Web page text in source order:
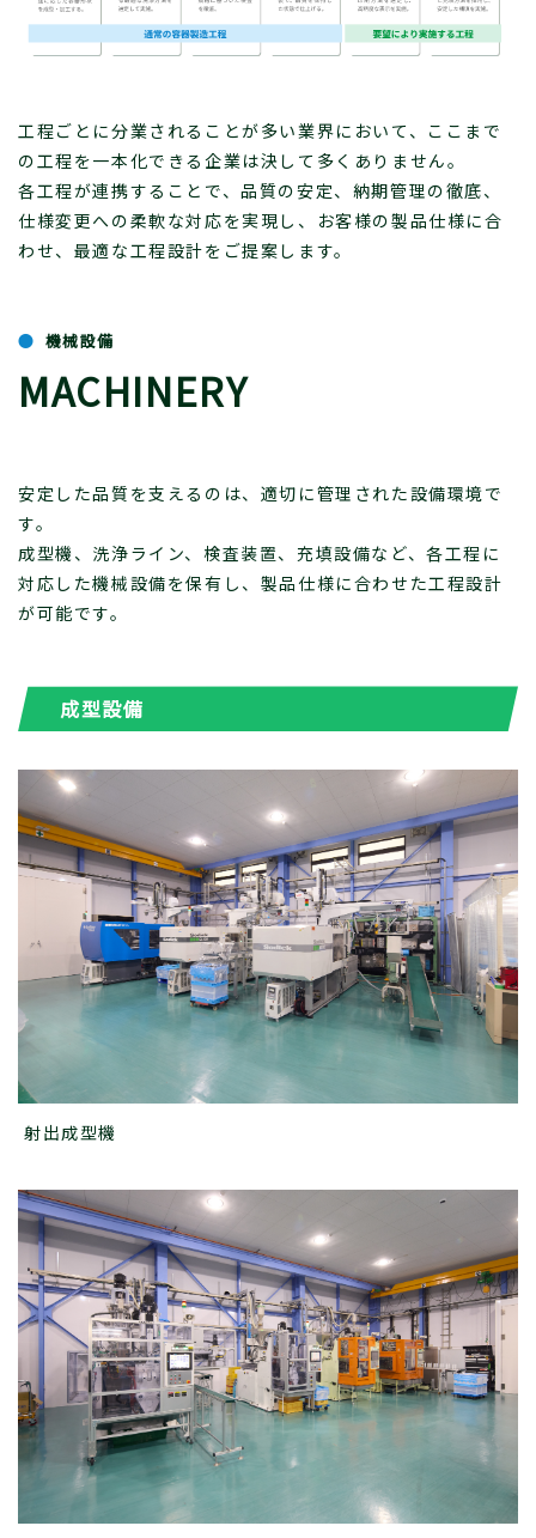
工程ごとに分業されることが多い業界において、ここまで
の工程を一本化できる企業は決して多くありません。
各工程が連携することで、品質の安定、納期管理の徹底、
仕様変更への柔軟な対応を実現し、お客様の製品仕様に合
わせ、最適な工程設計をご提案します。
MACHINERY
機械設備
安定した品質を支えるのは、適切に管理された設備環境で
す。
成型機、洗浄ライン、検査装置、充填設備など、各工程に
対応した機械設備を保有し、製品仕様に合わせた工程設計
が可能です。
成型設備
射出成型機